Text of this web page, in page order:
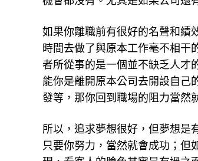
如果你離職前有很好的名聲和績
時間去做了與原本工作毫不相干
者所從事的是一個並不缺乏人才
能你是離開原本公司去開設自己
發等，那你回到職場的阻力當然
所以，追求夢想很好，但夢想是
只要你努力，當然就會成功；但